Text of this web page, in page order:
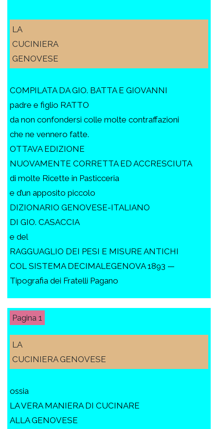
LA
CUCINIERA
GENOVESE
COMPILATA DA GIO. BATTA E GIOVANNI
padre e figlio RATTO
da non confondersi colle molte contraffazioni
che ne vennero fatte.
OTTAVA EDIZIONE
NUOVAMENTE CORRETTA ED ACCRESCIUTA
di molte Ricette in Pasticceria
e d’un apposito piccolo
DIZIONARIO GENOVESE-ITALIANO
DI GIO. CASACCIA
e del
RAGGUAGLIO DEI PESI E MISURE ANTICHI
COL SISTEMA DECIMALEGENOVA 1893 —
Tipografia dei Fratelli Pagano
1
LA
CUCINIERA GENOVESE
ossia
LA VERA MANIERA DI CUCINARE
ALLA GENOVESE